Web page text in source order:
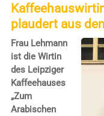
plaudert aus
Frau Lehmann
ist die Wirtin
des Leipziger
Kaffeehauses
„Zum
Arabischen